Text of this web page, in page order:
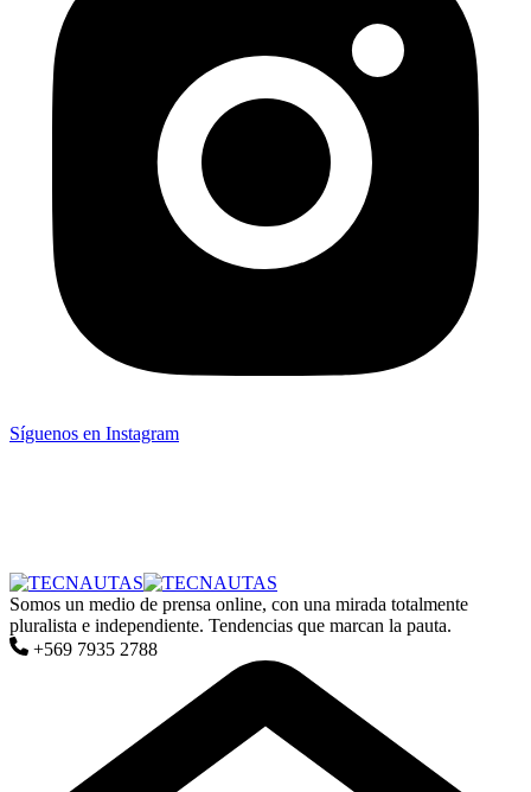
Síguenos en Instagram
Somos un medio de prensa online, con una mirada totalmente
pluralista e independiente. Tendencias que marcan la pauta.
+569 7935 2788